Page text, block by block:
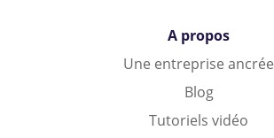
A propos
Une entreprise ancrée
Blog
Tutoriels vidéo